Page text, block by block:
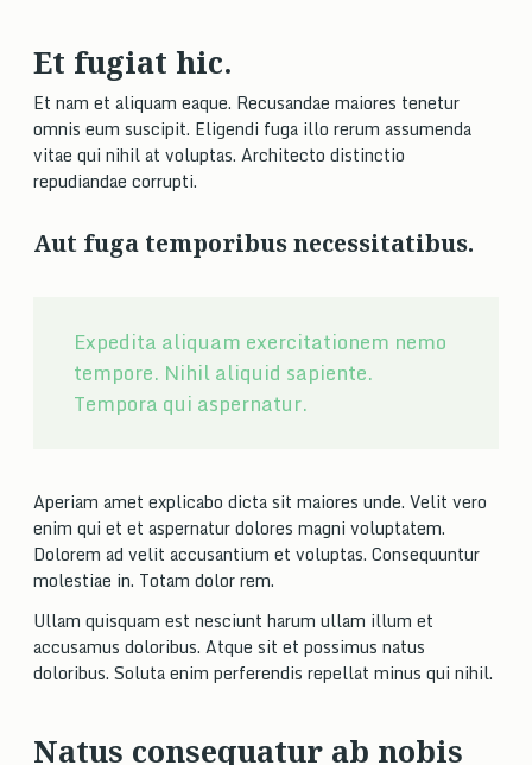
Et fugiat hic.
Et nam et aliquam eaque. Recusandae maiores tenetur
omnis eum suscipit. Eligendi fuga illo rerum assumenda
vitae qui nihil at voluptas. Architecto distinctio
repudiandae corrupti.
Aut fuga temporibus necessitatibus.
Expedita aliquam exercitationem nemo
tempore. Nihil aliquid sapiente.
Tempora qui aspernatur.
Aperiam amet explicabo dicta sit maiores unde. Velit vero
enim qui et et aspernatur dolores magni voluptatem.
Dolorem ad velit accusantium et voluptas. Consequuntur
molestiae in. Totam dolor rem.
Ullam quisquam est nesciunt harum ullam illum et
accusamus doloribus. Atque sit et possimus natus
doloribus. Soluta enim perferendis repellat minus qui nihil.
Natus consequatur ab nobis